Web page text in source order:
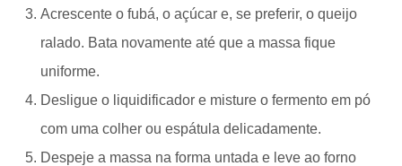
Acrescente o fubá, o açúcar e, se preferir, o queijo
ralado. Bata novamente até que a massa fique
uniforme.
Desligue o liquidificador e misture o fermento em pó
com uma colher ou espátula delicadamente.
Despeje a massa na forma untada e leve ao forno